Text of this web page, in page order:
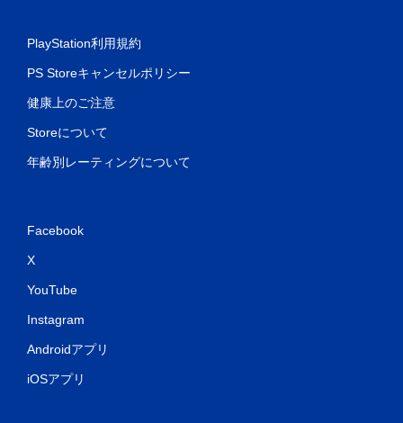
PlayStation利用規約
PS Storeキャンセルポリシー
健康上のご注意
Storeについて
年齢別レーティングについて
Facebook
X
YouTube
Instagram
Androidアプリ
iOSアプリ